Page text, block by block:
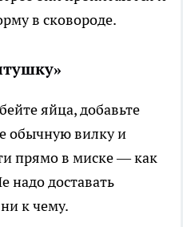
в сковороде.
яйца, добавьте
обычную вилку и
прямо в миске — как
надо доставать
к чему.